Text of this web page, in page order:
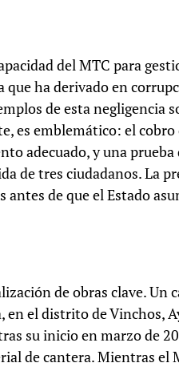
del MTC para
ha derivado en
de esta negligencia
es emblemático: el cobro
adecuado, y una prueba
de tres ciudadanos. La
de que el Estado
de obras clave. Un
el distrito de Vinchos,
su inicio en marzo de
de cantera. Mientras el